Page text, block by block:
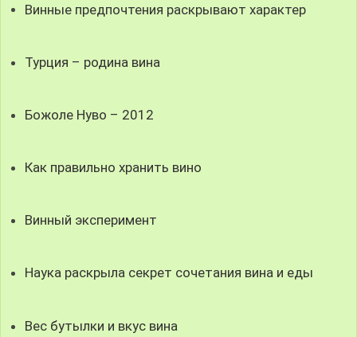
Винные предпочтения раскрывают характер
Турция – родина вина
Божоле Нуво – 2012
Как правильно хранить вино
Винный эксперимент
Наука раскрыла секрет сочетания вина и еды
Вес бутылки и вкус вина